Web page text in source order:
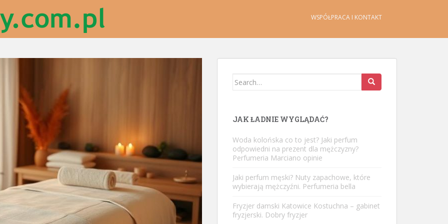
WSPÓŁPRACA I KONTAKT
Search
JAK ŁADNIE WYGLĄDAĆ?
Woda kolońska co to jest? Jaki perfum
odpowiedni na prezent dla mężczyzny?
Perfumeria Marciano opinie
Jaki perfum męski? Nuty zapachowe, które
wybierają mężczyźni. Perfumeria bella
Fryzjer damski Katowice Kostuchna – gabinet
fryzjerski. Dobry fryzjer